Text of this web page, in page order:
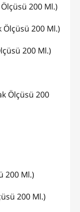
200 Ml.)
Ölçüsü 200 Ml.)
200 Ml.)
Ölçüsü 200
200 Ml.)
200 Ml.)